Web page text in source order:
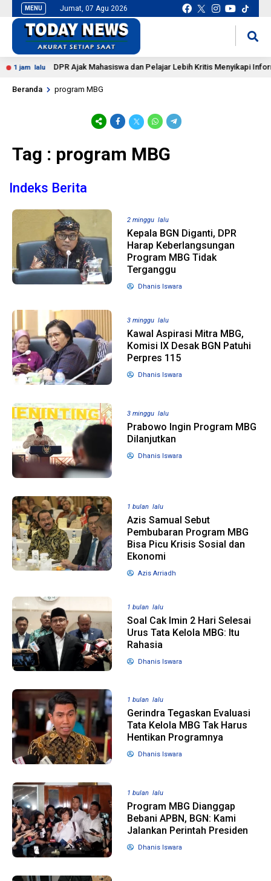
MENU Jumat, 07 Agu 2026
jam lalu DPR Ajak Mahasiswa dan Pelajar Lebih Kritis Menyikapi
Beranda program MBG
Tag : program MBG
Indeks Berita
2 minggu lalu
Kepala BGN Diganti, DPR
Harap Keberlangsungan
Program MBG Tidak
Terganggu
Dhanis Iswara
3 minggu lalu
Kawal Aspirasi Mitra MBG,
Komisi IX Desak BGN Patuhi
Perpres 115
Dhanis Iswara
3 minggu lalu
Prabowo Ingin Program MBG
Dilanjutkan
Dhanis Iswara
1 bulan lalu
Azis Samual Sebut
Pembubaran Program MBG
Bisa Picu Krisis Sosial dan
Ekonomi
Azis Arriadh
1 bulan lalu
Soal Cak Imin 2 Hari Selesai
Urus Tata Kelola MBG: Itu
Rahasia
Dhanis Iswara
1 bulan lalu
Gerindra Tegaskan Evaluasi
Tata Kelola MBG Tak Harus
Hentikan Programnya
Dhanis Iswara
1 bulan lalu
Program MBG Dianggap
Bebani APBN, BGN: Kami
Jalankan Perintah Presiden
Dhanis Iswara
Banyak Gugatan di
Pilkada 2024, Legislator
Ragukan SDM Bawaslu
Keputusan
Capres-